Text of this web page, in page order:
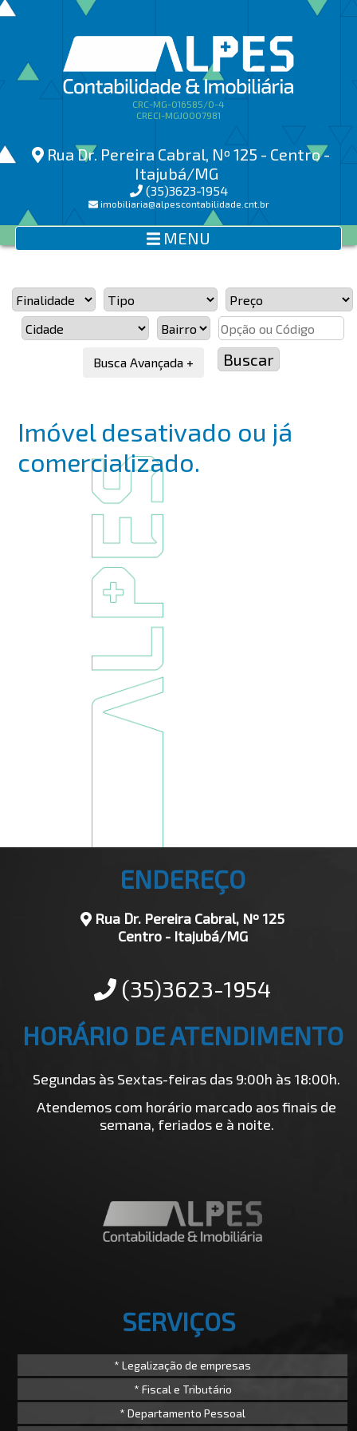
CRC-MG-016585/O-4
CRECI-MGJ0007981
Rua Dr. Pereira Cabral, Nº 125 - Centro -
Itajubá/MG
(35)3623-1954
imobiliaria@alpescontabilidade.cnt.br
MENU
Busca Avançada +
Imóvel desativado ou já
comercializado.
ENDEREÇO
Rua Dr. Pereira Cabral, Nº 125
Centro - Itajubá/MG
(35)3623-1954
HORÁRIO DE ATENDIMENTO
Segundas às Sextas-feiras das 9:00h às 18:00h.
Atendemos com horário marcado aos finais de
semana, feriados e à noite.
SERVIÇOS
* Legalização de empresas
* Fiscal e Tributário
* Departamento Pessoal